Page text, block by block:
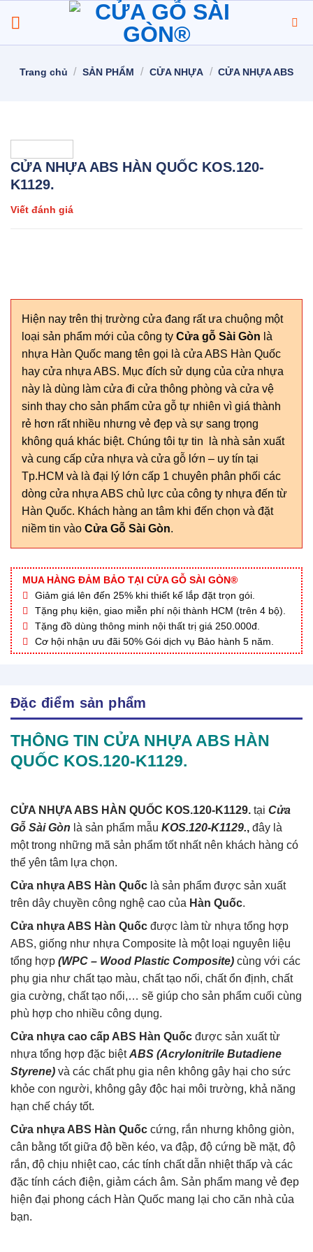
đến
nội
Trang chủ / SẢN PHẨM / CỬA NHỰA / CỬA NHỰA ABS
CỬA NHỰA ABS HÀN QUỐC KOS.120-
K1129.
Viết đánh giá
Hiện nay trên thị trường cửa đang rất ưa chuộng một
loại sản phẩm mới của công ty Cửa gỗ Sài Gòn là
nhựa Hàn Quốc mang tên gọi là cửa ABS Hàn Quốc
hay cửa nhựa ABS. Mục đích sử dụng của cửa nhựa
này là dùng làm cửa đi cửa thông phòng và cửa vệ
sinh thay cho sản phẩm cửa gỗ tự nhiên vì giá thành
rẻ hơn rất nhiều nhưng vẻ đẹp và sự sang trọng
không quá khác biệt. Chúng tôi tự tin là nhà sản xuất
và cung cấp cửa nhựa và cửa gỗ lớn – uy tín tại
Tp.HCM và là đại lý lớn cấp 1 chuyên phân phối các
dòng cửa nhựa ABS chủ lực của công ty nhựa đến từ
Hàn Quốc. Khách hàng an tâm khi đến chọn và đặt
niềm tin vào Cửa Gỗ Sài Gòn.
MUA HÀNG ĐẢM BẢO TẠI CỬA GỖ SÀI GÒN®
Giảm giá lên đến 25% khi thiết kế lắp đặt trọn gói.
Tặng phụ kiện, giao miễn phí nội thành HCM (trên 4 bộ).
Tặng đồ dùng thông minh nội thất trị giá 250.000đ.
Cơ hội nhận ưu đãi 50% Gói dịch vụ Bảo hành 5 năm.
Đặc điểm sản phẩm
THÔNG TIN CỬA NHỰA ABS HÀN
QUỐC KOS.120-K1129.
CỬA NHỰA ABS HÀN QUỐC KOS.120-K1129. tại Cửa
Gỗ Sài Gòn là sản phẩm mẫu KOS.120-K1129., đây là
một trong những mã sản phẩm tốt nhất nên khách hàng có
thể yên tâm lựa chọn.
Cửa nhựa ABS Hàn Quốc là sản phẩm được sản xuất
trên dây chuyền công nghệ cao của Hàn Quốc.
Cửa nhựa ABS Hàn Quốc được làm từ nhựa tổng hợp
ABS, giống như nhựa Composite là một loại nguyên liệu
tổng hợp (WPC – Wood Plastic Composite) cùng với các
phụ gia như chất tạo màu, chất tạo nối, chất ổn định, chất
gia cường, chất tạo nổi,… sẽ giúp cho sản phẩm cuối cùng
phù hợp cho nhiều công dụng.
Cửa nhựa cao cấp ABS Hàn Quốc được sản xuất từ
nhựa tổng hợp đặc biệtABS (Acrylonitrile Butadiene
Styrene) và các chất phụ gia nên không gây hại cho sức
khỏe con người, không gây độc hại môi trường, khả năng
hạn chế cháy tốt.
Cửa nhựa ABS Hàn Quốc cứng, rắn nhưng không giòn,
cân bằng tốt giữa độ bền kéo, va đập, độ cứng bề mặt, độ
rắn, độ chịu nhiệt cao, các tính chất dẫn nhiệt thấp và các
đặc tính cách điện, giảm cách âm. Sản phẩm mang vẻ đẹp
hiện đại phong cách Hàn Quốc mang lại cho căn nhà của
bạn.